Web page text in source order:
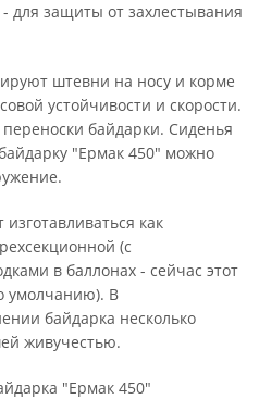
для защиты от захлестывания
штевни на носу и корме
устойчивости и скорости.
байдарки. Сиденья
"Ермак 450" можно
как
(с
в баллонах - сейчас этот
умолчанию). В
байдарка несколько
живучестью.
"Ермак 450"